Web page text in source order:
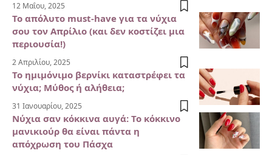
12 Μαΐου, 2025
Το απόλυτο must-have για τα νύχια
σου τον Απρίλιο (και δεν κοστίζει μια
περιουσία!)
2 Απριλίου, 2025
Το ημιμόνιμο βερνίκι καταστρέφει τα
νύχια; Μύθος ή αλήθεια;
31 Ιανουαρίου, 2025
Νύχια σαν κόκκινα αυγά: Το κόκκινο
μανικιούρ θα είναι πάντα η
απόχρωση του Πάσχα